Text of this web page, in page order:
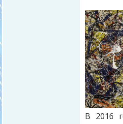
В 2016